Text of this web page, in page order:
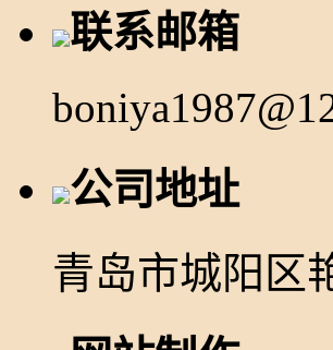
联系邮箱
公司地址
青岛市城阳区